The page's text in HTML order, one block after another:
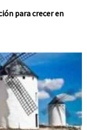
para crecer en